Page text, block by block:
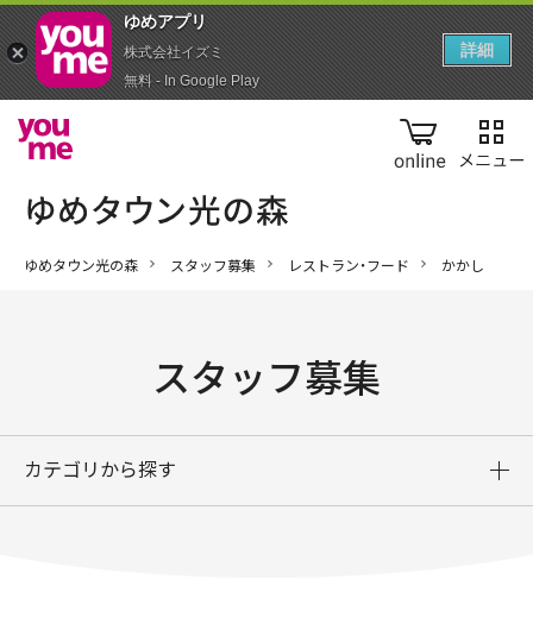
online
ゆめタウン光の森 スタッフ募集 レストラン・フード かかし
スタッフ募集
カテゴリから探す
ゆめアプ‪リ‬
株式会社イズミ
無料 - In Google Play
詳細